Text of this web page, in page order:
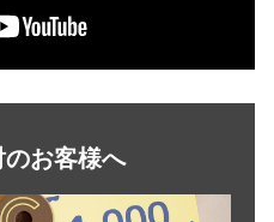
お客様へ